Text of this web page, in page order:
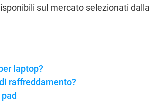
sul mercato selezionati dalla
laptop?
raffreddamento?